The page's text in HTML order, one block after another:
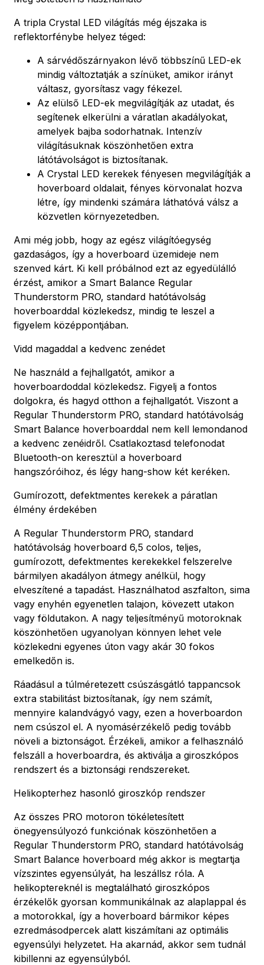
A tripla Crystal LED világítás még éjszaka is
reflektorfénybe helyez téged:
A sárvédőszárnyakon lévő többszínű LED-ek
mindig változtatják a színüket, amikor irányt
váltasz, gyorsítasz vagy fékezel.
Az elülső LED-ek megvilágítják az utadat, és
segítenek elkerülni a váratlan akadályokat,
amelyek bajba sodorhatnak. Intenzív
világításuknak köszönhetően extra
látótávolságot is biztosítanak.
A Crystal LED kerekek fényesen megvilágítják a
hoverboard oldalait, fényes körvonalat hozva
létre, így mindenki számára láthatóvá válsz a
közvetlen környezetedben.
Ami még jobb, hogy az egész világítóegység
gazdaságos, így a hoverboard üzemideje nem
szenved kárt. Ki kell próbálnod ezt az egyedülálló
érzést, amikor a Smart Balance Regular
Thunderstorm PRO, standard hatótávolság
hoverboarddal közlekedsz, mindig te leszel a
figyelem középpontjában.
Vidd magaddal a kedvenc zenédet
Ne használd a fejhallgatót, amikor a
hoverboardoddal közlekedsz. Figyelj a fontos
dolgokra, és hagyd otthon a fejhallgatót. Viszont a
Regular Thunderstorm PRO, standard hatótávolság
Smart Balance hoverboarddal nem kell lemondanod
a kedvenc zenéidről. Csatlakoztasd telefonodat
Bluetooth-on keresztül a hoverboard
hangszóróihoz, és légy hang-show két keréken.
Gumírozott, defektmentes kerekek a páratlan
élmény érdekében
A Regular Thunderstorm PRO, standard
hatótávolság hoverboard 6,5 colos, teljes,
gumírozott, defektmentes kerekekkel felszerelve
bármilyen akadályon átmegy anélkül, hogy
elveszítené a tapadást. Használhatod aszfalton, sima
vagy enyhén egyenetlen talajon, kövezett utakon
vagy földutakon. A nagy teljesítményű motoroknak
köszönhetően ugyanolyan könnyen lehet vele
közlekedni egyenes úton vagy akár 30 fokos
emelkedőn is.
Ráadásul a túlméretezett csúszásgátló tappancsok
extra stabilitást biztosítanak, így nem számít,
mennyire kalandvágyó vagy, ezen a hoverboardon
nem csúszol el. A nyomásérzékelő pedig tovább
növeli a biztonságot. Érzékeli, amikor a felhasználó
felszáll a hoverboardra, és aktiválja a giroszkópos
rendszert és a biztonsági rendszereket.
Helikopterhez hasonló giroszkóp rendszer
Az összes PRO motoron tökéletesített
önegyensúlyozó funkciónak köszönhetően a
Regular Thunderstorm PRO, standard hatótávolság
Smart Balance hoverboard még akkor is megtartja
vízszintes egyensúlyát, ha leszállsz róla. A
helikoptereknél is megtalálható giroszkópos
érzékelők gyorsan kommunikálnak az alaplappal és
a motorokkal, így a hoverboard bármikor képes
ezredmásodpercek alatt kiszámítani az optimális
egyensúlyi helyzetet. Ha akarnád, akkor sem tudnál
kibillenni az egyensúlyból.